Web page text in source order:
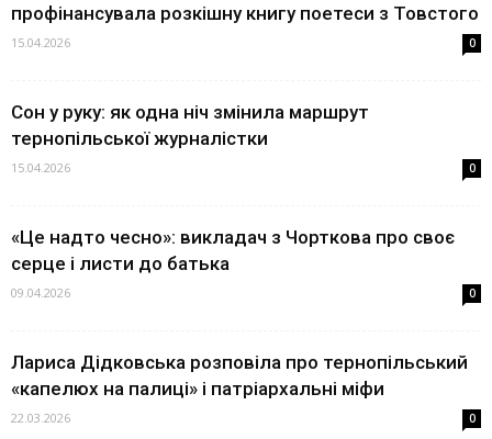
профінансувала розкішну книгу поетеси з Товстого
15.04.2026 0
Сон у руку: як одна ніч змінила маршрут
тернопільської журналістки
15.04.2026 0
«Це надто чесно»: викладач з Чорткова про своє
серце і листи до батька
09.04.2026 0
Лариса Дідковська розповіла про тернопільський
«капелюх на палиці» і патріархальні міфи
22.03.2026 0